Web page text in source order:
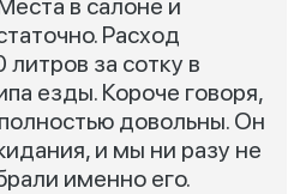
в салоне и
Расход
литров за сотку в
езды. Короче говоря,
довольны. Он
и мы ни разу не
именно его.